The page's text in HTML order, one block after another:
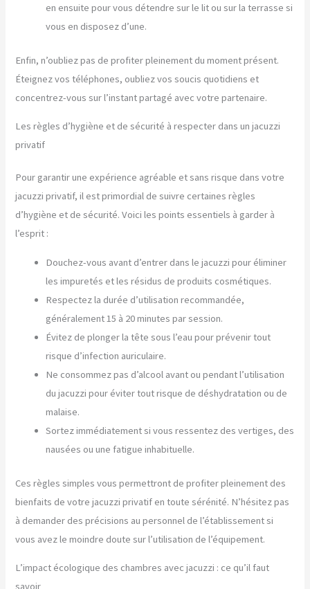
en ensuite pour vous détendre sur le lit ou sur la terrasse si
vous en disposez d’une.
Enfin, n’oubliez pas de profiter pleinement du moment présent.
Éteignez vos téléphones, oubliez vos soucis quotidiens et
concentrez-vous sur l’instant partagé avec votre partenaire.
Les règles d’hygiène et de sécurité à respecter dans un jacuzzi
privatif
Pour garantir une expérience agréable et sans risque dans votre
jacuzzi privatif, il est primordial de suivre certaines règles
d’hygiène et de sécurité. Voici les points essentiels à garder à
l’esprit :
Douchez-vous avant d’entrer dans le jacuzzi pour éliminer
les impuretés et les résidus de produits cosmétiques.
Respectez la durée d’utilisation recommandée,
généralement 15 à 20 minutes par session.
Évitez de plonger la tête sous l’eau pour prévenir tout
risque d’infection auriculaire.
Ne consommez pas d’alcool avant ou pendant l’utilisation
du jacuzzi pour éviter tout risque de déshydratation ou de
malaise.
Sortez immédiatement si vous ressentez des vertiges, des
nausées ou une fatigue inhabituelle.
Ces règles simples vous permettront de profiter pleinement des
bienfaits de votre jacuzzi privatif en toute sérénité. N’hésitez pas
à demander des précisions au personnel de l’établissement si
vous avez le moindre doute sur l’utilisation de l’équipement.
L’impact écologique des chambres avec jacuzzi : ce qu’il faut
savoir